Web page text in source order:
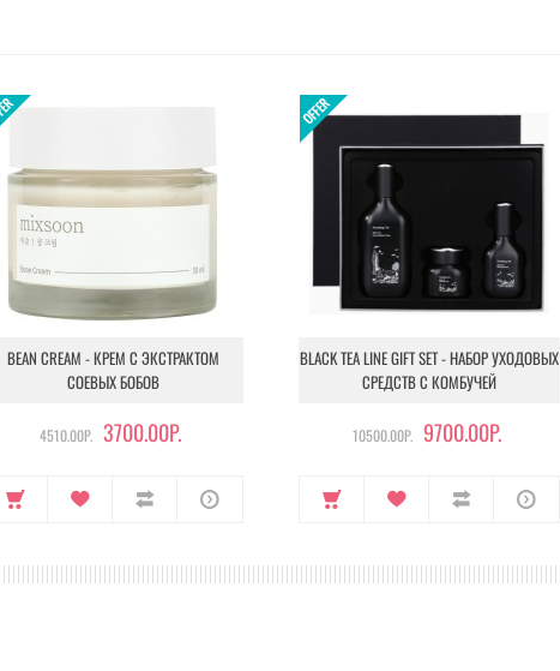
BEAN CREAM - КРЕМ С ЭКСТРАКТОМ
СОЕВЫХ БОБОВ
4510.00Р. 3700.00Р.
BLACK TEA LINE GIFT SET - НАБОР УХОДОВЫХ
СРЕДСТВ С КОМБУЧЕЙ
10500.00Р. 9700.00Р.